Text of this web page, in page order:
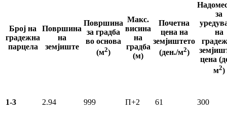
Број на
градежна
парцела
Површина
на
земјиште
Површина
за градба
во основа
(м2)
Макс.
висина
на
градба
(м)
Почетна
цена на
земјиштето
(ден./м2)
за
на
цена
м2)
1-3 2.94 999 П+2 61 300